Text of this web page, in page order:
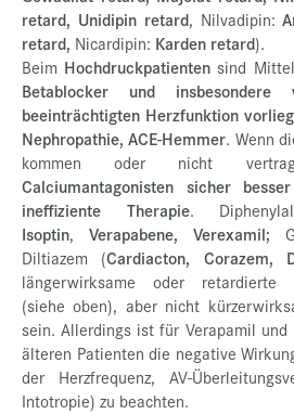
retard, Unidipin retard, Nilvadipin:
retard, Nicardipin: Karden retard).
Beim Hochdruckpatienten sind Mittel
Betablocker und
beeinträchtigten Herzfunktion
Nephropathie, ACE-Hemmer. Wenn
kommen oder nicht
Calciumantagonisten sicher
ineffiziente Therapie.
Isoptin, Verapabene, Verexamil;
Diltiazem (Cardiacton, Corazem,
längerwirksame oder retardierte
(siehe oben), aber nicht
sein. Allerdings ist für Verapamil und
älteren Patienten die negative
der Herzfrequenz, AV-
Intotropie) zu beachten.